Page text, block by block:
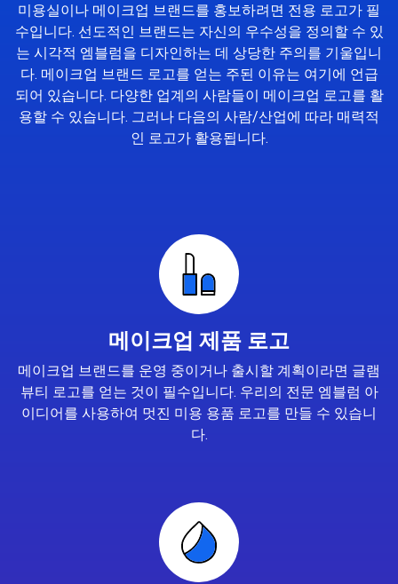
미용실이나 메이크업 브랜드를 홍보하려면 전용 로고가 필
수입니다. 선도적인 브랜드는 자신의 우수성을 정의할 수 있
는 시각적 엠블럼을 디자인하는 데 상당한 주의를 기울입니
다. 메이크업 브랜드 로고를 얻는 주된 이유는 여기에 언급
되어 있습니다. 다양한 업계의 사람들이 메이크업 로고를 활
용할 수 있습니다. 그러나 다음의 사람/산업에 따라 매력적
인 로고가 활용됩니다.
메이크업 제품 로고
메이크업 브랜드를 운영 중이거나 출시할 계획이라면 글램
뷰티 로고를 얻는 것이 필수입니다. 우리의 전문 엠블럼 아
이디어를 사용하여 멋진 미용 용품 로고를 만들 수 있습니
다.